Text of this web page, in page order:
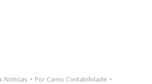
Notícias Por Camis Contabilidade